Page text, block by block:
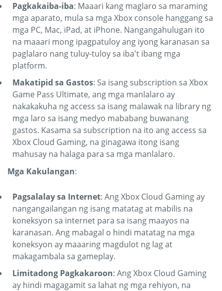
Pagkakaiba-iba: Maaari kang maglaro sa maraming
mga aparato, mula sa mga Xbox console hanggang sa
mga PC, Mac, iPad, at iPhone. Nangangahulugan ito
na maaari mong ipagpatuloy ang iyong karanasan sa
paglalaro nang tuluy-tuloy sa iba't ibang mga
platform.
Makatipid sa Gastos: Sa isang subscription sa Xbox
Game Pass Ultimate, ang mga manlalaro ay
nakakakuha ng access sa isang malawak na library ng
mga laro sa isang medyo mababang buwanang
gastos. Kasama sa subscription na ito ang access sa
Xbox Cloud Gaming, na ginagawa itong isang
mahusay na halaga para sa mga manlalaro.
Mga Kakulangan:
Pagsalalay sa Internet: Ang Xbox Cloud Gaming ay
nangangailangan ng isang matatag at mabilis na
koneksyon sa internet para sa isang maayos na
karanasan. Ang mabagal o hindi matatag na mga
koneksyon ay maaaring magdulot ng lag at
makagambala sa gameplay.
Limitadong Pagkakaroon: Ang Xbox Cloud Gaming
ay hindi magagamit sa lahat ng mga rehiyon, na